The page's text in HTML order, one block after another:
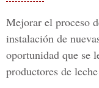
Mejorar el proceso
instalación de
oportunidad que se
productores de